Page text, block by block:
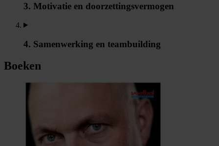
3. Motivatie en doorzettingsvermogen
4. Samenwerking en teambuilding
Boeken